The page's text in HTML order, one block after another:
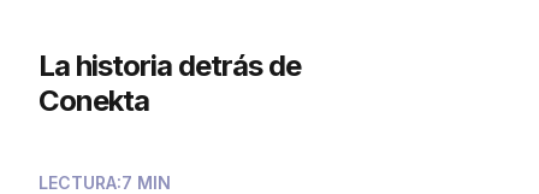
La historia detrás de
Conekta
LECTURA:7 MIN